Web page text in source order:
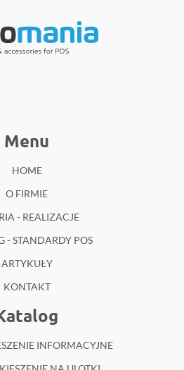
Menu
HOME
O FIRMIE
- REALIZACJE
- STANDARDY POS
ARTYKUŁY
KONTAKT
INFORMACYJNE